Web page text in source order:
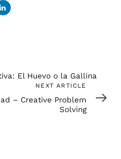
El Huevo o la Gallina
NEXT ARTICLE
– Creative Problem
Solving